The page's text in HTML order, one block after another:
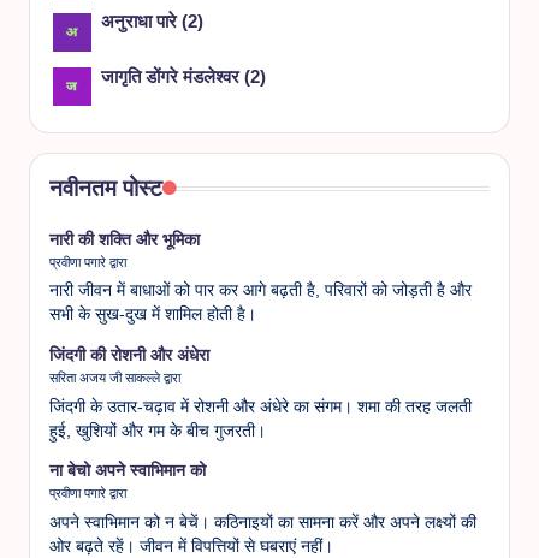
अनुराधा पारे(2)
जागृति डोंगरे मंडलेश्वर(2)
नवीनतम पोस्ट
नारी की शक्ति और भूमिका
प्रवीणा पगारे द्वारा
नारी जीवन में बाधाओं को पार कर आगे बढ़ती है, परिवारों को जोड़ती है और
सभी के सुख-दुख में शामिल होती है।
जिंदगी की रोशनी और अंधेरा
सरिता अजय जी साकल्ले द्वारा
जिंदगी के उतार-चढ़ाव में रोशनी और अंधेरे का संगम। शमा की तरह जलती
हुई, खुशियों और गम के बीच गुजरती।
ना बेचो अपने स्वाभिमान को
प्रवीणा पगारे द्वारा
अपने स्वाभिमान को न बेचें। कठिनाइयों का सामना करें और अपने लक्ष्यों की
ओर बढ़ते रहें। जीवन में विपत्तियों से घबराएं नहीं।